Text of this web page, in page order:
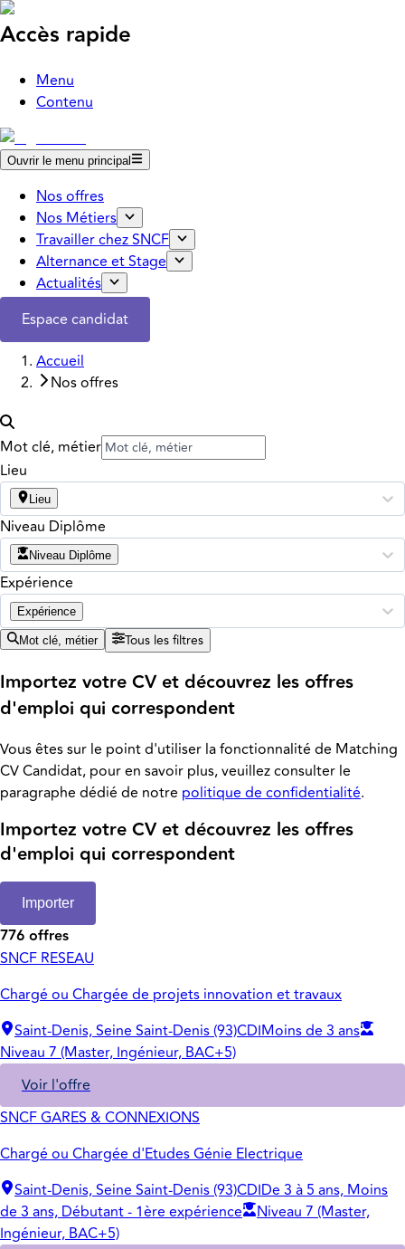
Accès rapide
Menu
Contenu
Ouvrir le menu principal
Nos offres
Nos Métiers
Travailler chez SNCF
Alternance et Stage
Actualités
Espace candidat
Accueil
Nos offres
Mot clé, métier
Lieu
Lieu
Niveau Diplôme
Niveau Diplôme
Expérience
Expérience
Mot clé, métier Tous les filtres
Importez votre CV et découvrez les offres
d'emploi qui correspondent
Vous êtes sur le point d'utiliser la fonctionnalité de Matching
CV Candidat, pour en savoir plus, veuillez consulter le
paragraphe dédié de notre politique de confidentialité.
Importez votre CV et découvrez les offres
d'emploi qui correspondent
Importer
776 offres
SNCF RESEAU
Chargé ou Chargée de projets innovation et travaux
Saint-Denis, Seine Saint-Denis (93)CDIMoins de 3 ans
Niveau 7 (Master, Ingénieur, BAC+5)
Voir l'offre
SNCF GARES & CONNEXIONS
Chargé ou Chargée d'Etudes Génie Electrique
Saint-Denis, Seine Saint-Denis (93)CDIDe 3 à 5 ans, Moins
de 3 ans, Débutant - 1ère expérience
Niveau 7 (Master,
Ingénieur, BAC+5)